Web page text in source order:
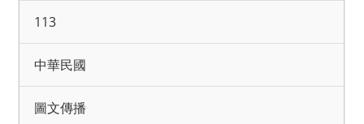
113
中華民國
圖文傳播